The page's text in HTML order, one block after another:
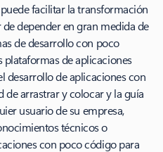
facilitar la transformación
depender en gran medida de
de desarrollo con poco
de aplicaciones
desarrollo de aplicaciones con
arrastrar y colocar y la guía
usuario de su empresa,
técnicos o
con poco código para